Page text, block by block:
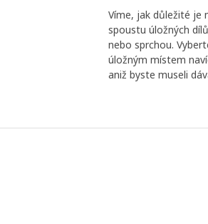
Víme, jak důležité je
spoustu úložných
nebo sprchou.
úložným místem
aniž byste museli